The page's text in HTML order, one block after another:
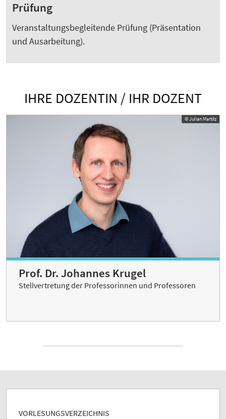
Prüfung
Veranstaltungsbegleitende Prüfung (Präsentation
und Ausarbeitung).
IHRE DOZENTIN / IHR DOZENT
© Julian Martitz
Prof. Dr. Johannes Krugel
Stellvertretung der Professorinnen und Professoren
VORLESUNGSVERZEICHNIS